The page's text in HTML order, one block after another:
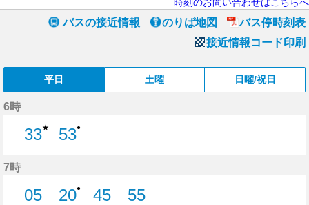
バスの接近情報 のりば地図
バス停時刻表
接近情報コード印刷
平日 土曜 日曜/祝日
6時
33★
53●
7時
05
20●
45
55